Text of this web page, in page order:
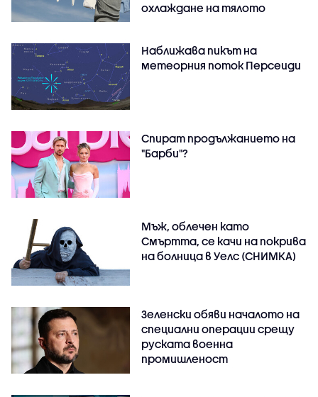
охлаждане на тялото
Наближава пикът на
метеорния поток Персеиди
Спират продължанието на
"Барби"?
Мъж, облечен като
Смъртта, се качи на покрива
на болница в Уелс (СНИМКА)
Зеленски обяви началото на
специални операции срещу
руската военна
промишленост